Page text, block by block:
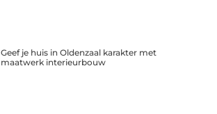
Geef je huis in Oldenzaal karakter met
maatwerk interieurbouw